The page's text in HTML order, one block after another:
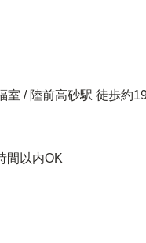
室 / 陸前高砂駅 徒歩約
間以内OK